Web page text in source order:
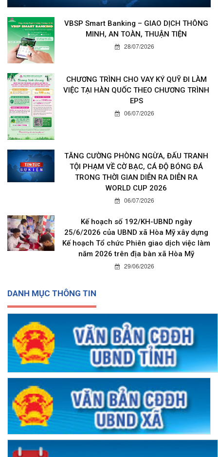
VBSP Smart Banking – GIAO DỊCH THÔNG
MINH, AN TOÀN, THUẬN TIỆN
28/07/2026
CHƯƠNG TRÌNH CHO VAY KÝ QUỸ ĐI LÀM
VIỆC TẠI HÀN QUỐC THEO CHƯƠNG TRÌNH
EPS
06/07/2026
TĂNG CƯỜNG PHÒNG NGỪA, ĐẤU TRANH
TỘI PHẠM VỀ CỜ BẠC, CÁ ĐỘ BÓNG ĐÁ
TRONG THỜI GIAN DIỄN RA DIỄN RA
WORLD CUP 2026
06/07/2026
Kế hoạch số 192/KH-UBND ngày
25/6/2026 của UBND xã Hòa Mỹ xây dựng
Kế hoạch Tổ chức Phiên giao dịch việc làm
năm 2026 trên địa bàn xã Hòa Mỹ
29/06/2026
DANH MỤC THÔNG TIN